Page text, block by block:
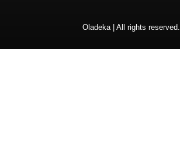
Oladeka | All rights reserved.